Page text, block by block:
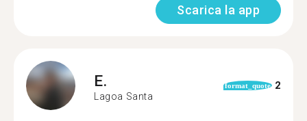
Scarica la app
E.
Lagoa Santa
format_quote 2